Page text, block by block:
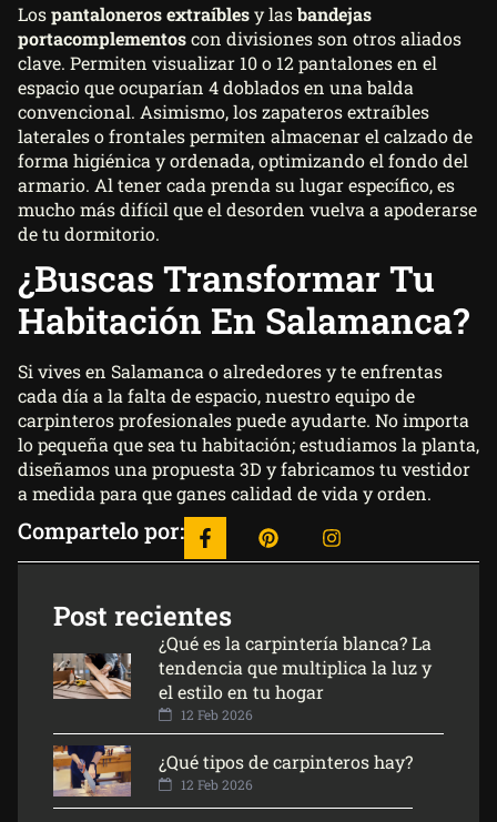
Lospantaloneros extraíblesy lasbandejas
portacomplementoscon divisiones son otros aliados
clave. Permiten visualizar 10 o 12 pantalones en el
espacio que ocuparían 4 doblados en una balda
convencional. Asimismo, los zapateros extraíbles
laterales o frontales permiten almacenar el calzado de
forma higiénica y ordenada, optimizando el fondo del
armario. Al tener cada prenda su lugar específico, es
mucho más difícil que el desorden vuelva a apoderarse
de tu dormitorio.
¿Buscas Transformar Tu
Habitación En Salamanca?
Si vives en Salamanca o alrededores y te enfrentas
cada día a la falta de espacio, nuestroequipo de
carpinteros profesionalespuede ayudarte. No importa
lo pequeña que sea tu habitación; estudiamos la planta,
diseñamos una propuesta 3D y fabricamos tu vestidor
a medida para que ganes calidad de vida y orden.
Compartelo por:
Post recientes
¿Qué es la carpintería blanca? La
tendencia que multiplica la luz y
el estilo en tu hogar
12 Feb 2026
¿Qué tipos de carpinteros hay?
12 Feb 2026